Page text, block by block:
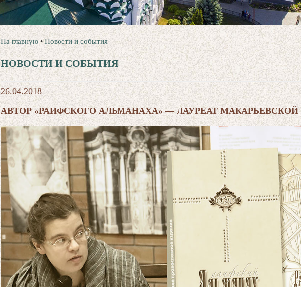
На главную •Новости и события
НОВОСТИ И СОБЫТИЯ
26.04.2018
АВТОР «РАИФСКОГО АЛЬМАНАХА» — ЛАУРЕАТ